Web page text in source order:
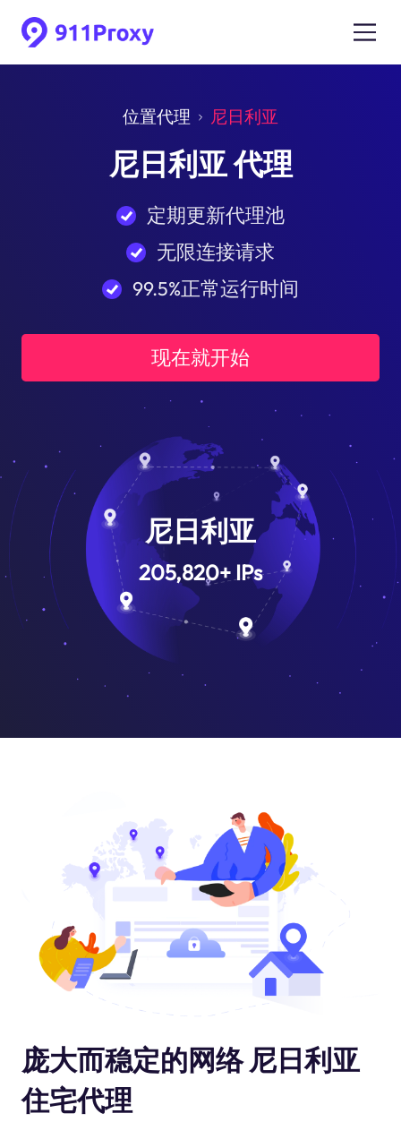
位置代理 尼日利亚
尼日利亚 代理
定期更新代理池
无限连接请求
99.5%正常运行时间
现在就开始
尼日利亚
205,820+ IPs
庞大而稳定的网络 尼日利亚
住宅代理